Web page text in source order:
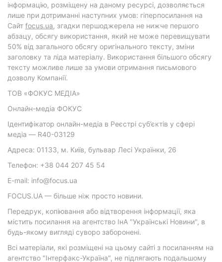
інформацію, розміщену на даному ресурсі, дозволяється
лише при дотриманні наступних умов: гіперпосилання на
Cайт focus.ua, згадки першоджерела не нижче першого
абзацу, обсягу використання, який не може перевищувати
50% від загального обсягу оригінального тексту, зміни
заголовку та ліда матеріалу. Використання більшого обсягу
тексту можливе лише за умови отримання письмового
дозволу Компанії.
ТОВ «ФОКУС МЕДІА»
Онлайн-медіа ФОКУС
Ідентифікатор онлайн-медіа в Реєстрі суб’єктів у сфері
медіа — R40-03129
Адреса: 01133, м. Київ, бульвар Лесі Українки, 26
Телефон: +38 044 207 45 54
E-mail: info@focus.ua
FOCUS.UA — більше ніж просто новини.
Передрук, копіювання або відтворення інформації, яка
містить посилання на агентство ІнА "Українські Новини", в
будь-якому вигляді суворо заборонені.
Всі матеріали, які розміщені на цьому сайті з посиланням на
агентство "Інтерфакс-Україна", не підлягають подальшому